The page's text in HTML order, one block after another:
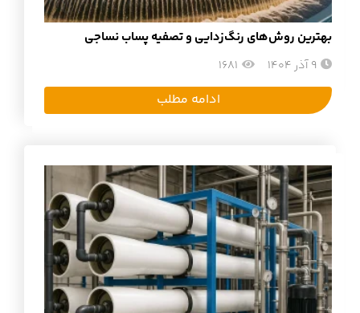
بهترین روش‌های رنگ‌زدایی و تصفیه پساب نساجی
9 آذر 1404 1681
ادامه مطلب